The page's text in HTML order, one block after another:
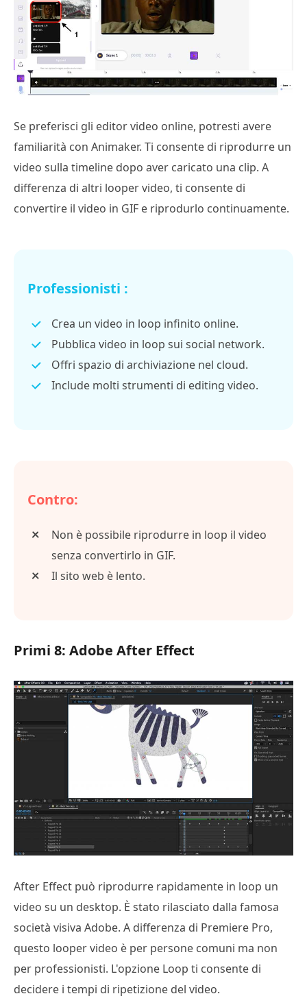
Se preferisci gli editor video online, potresti avere
familiarità con Animaker. Ti consente di riprodurre un
video sulla timeline dopo aver caricato una clip. A
differenza di altri looper video, ti consente di
convertire il video in GIF e riprodurlo continuamente.
Professionisti :
Crea un video in loop infinito online.
Pubblica video in loop sui social network.
Offri spazio di archiviazione nel cloud.
Include molti strumenti di editing video.
Contro:
Non è possibile riprodurre in loop il video
senza convertirlo in GIF.
Il sito web è lento.
Primi 8: Adobe After Effect
After Effect può riprodurre rapidamente in loop un
video su un desktop. È stato rilasciato dalla famosa
società visiva Adobe. A differenza di Premiere Pro,
questo looper video è per persone comuni ma non
per professionisti. L'opzione Loop ti consente di
decidere i tempi di ripetizione del video.